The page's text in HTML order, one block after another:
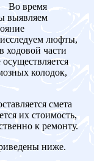
Во время
выявляем
люфты,
ходовой части
колодок,
смета
их стоимость,
к ремонту.
ниже.